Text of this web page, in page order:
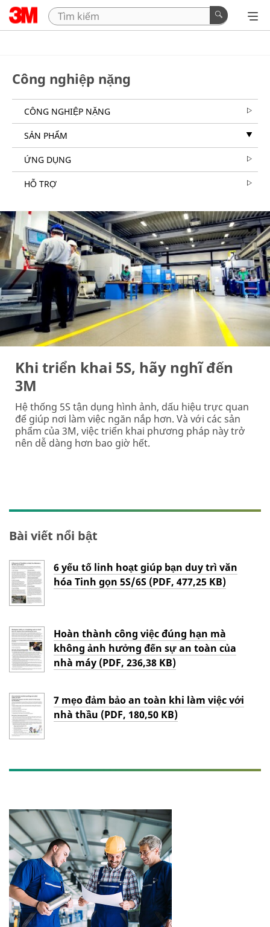
Công nghiệp nặng
CÔNG NGHIỆP NẶNG
SẢN PHẨM
ỨNG DỤNG
HỖ TRỢ
Khi triển khai 5S, hãy nghĩ đến
3M
Hệ thống 5S tận dụng hình ảnh, dấu hiệu trực quan
để giúp nơi làm việc ngăn nắp hơn. Và với các sản
phẩm của 3M, việc triển khai phương pháp này trở
nên dễ dàng hơn bao giờ hết.
Bài viết nổi bật
6 yếu tố linh hoạt giúp bạn duy trì văn
hóa Tinh gọn 5S/6S (PDF, 477,25 KB)
Hoàn thành công việc đúng hạn mà
không ảnh hưởng đến sự an toàn của
nhà máy (PDF, 236,38 KB)
7 mẹo đảm bảo an toàn khi làm việc với
nhà thầu (PDF, 180,50 KB)